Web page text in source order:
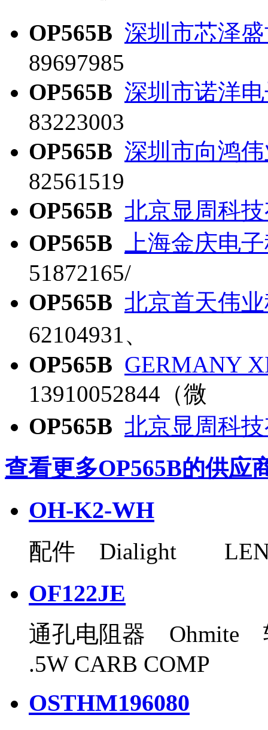
OP565B 深圳市芯泽
89697985
OP565B 深圳市诺洋
83223003
OP565B 深圳市向鸿
82561519
OP565B 北京显周科
OP565B
上海金庆电
51872165/
OP565B 北京首天伟
62104931、
OP565B GERMANY
13910052844（微
OP565B 北京显周科
查看更多OP565B的供应
OH-K2-WH
配件 Dialight LENS
OF122JE
通孔电阻器 Ohmite
.5W CARB COMP
OSTHM196080